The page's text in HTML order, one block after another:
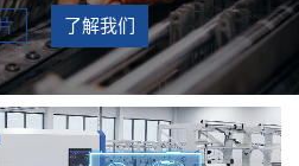
了解我们